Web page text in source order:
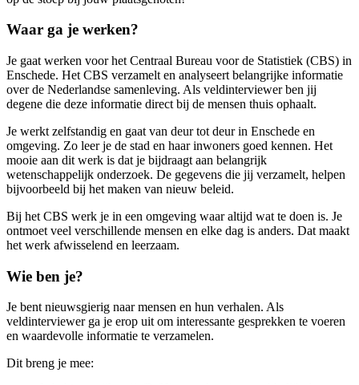
Waar ga je werken?
Je gaat werken voor het Centraal Bureau voor de Statistiek (CBS) in
Enschede. Het CBS verzamelt en analyseert belangrijke informatie
over de Nederlandse samenleving. Als veldinterviewer ben jij
degene die deze informatie direct bij de mensen thuis ophaalt.
Je werkt zelfstandig en gaat van deur tot deur in Enschede en
omgeving. Zo leer je de stad en haar inwoners goed kennen. Het
mooie aan dit werk is dat je bijdraagt aan belangrijk
wetenschappelijk onderzoek. De gegevens die jij verzamelt, helpen
bijvoorbeeld bij het maken van nieuw beleid.
Bij het CBS werk je in een omgeving waar altijd wat te doen is. Je
ontmoet veel verschillende mensen en elke dag is anders. Dat maakt
het werk afwisselend en leerzaam.
Wie ben je?
Je bent nieuwsgierig naar mensen en hun verhalen. Als
veldinterviewer ga je erop uit om interessante gesprekken te voeren
en waardevolle informatie te verzamelen.
Dit breng je mee: